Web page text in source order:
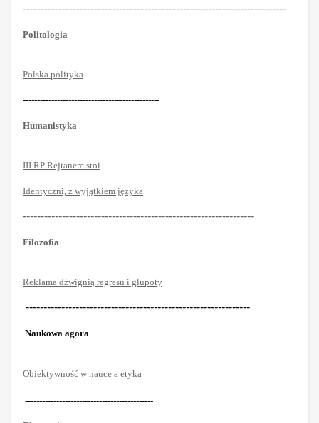
--------------------------------------------------------------------------
Politologia
Polska polityka
------------------------------------------------
Humanistyka
III RP Rejtanem stoi
Identyczni, z wyjątkiem języka
-----------------------------------------------------------------
Filozofia
Reklama dźwignią regresu i głupoty
---------------------------------------------------------------
Naukowa agora
Obiektywność w nauce a etyka
---------------------------------------------